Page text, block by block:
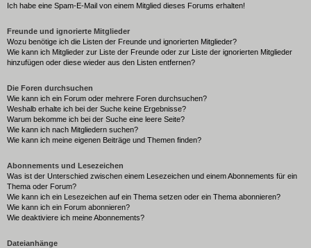
Ich habe eine Spam-E-Mail von einem Mitglied dieses Forums erhalten!
Freunde und ignorierte Mitglieder
Wozu benötige ich die Listen der Freunde und ignorierten Mitglieder?
Wie kann ich Mitglieder zur Liste der Freunde oder zur Liste der ignorierten Mitglieder
hinzufügen oder diese wieder aus den Listen entfernen?
Die Foren durchsuchen
Wie kann ich ein Forum oder mehrere Foren durchsuchen?
Weshalb erhalte ich bei der Suche keine Ergebnisse?
Warum bekomme ich bei der Suche eine leere Seite?
Wie kann ich nach Mitgliedern suchen?
Wie kann ich meine eigenen Beiträge und Themen finden?
Abonnements und Lesezeichen
Was ist der Unterschied zwischen einem Lesezeichen und einem Abonnements für ein
Thema oder Forum?
Wie kann ich ein Lesezeichen auf ein Thema setzen oder ein Thema abonnieren?
Wie kann ich ein Forum abonnieren?
Wie deaktiviere ich meine Abonnements?
Dateianhänge